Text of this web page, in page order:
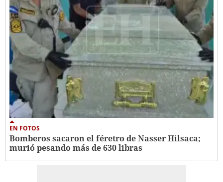
EN FOTOS
Bomberos sacaron el féretro de Nasser Hilsaca;
murió pesando más de 630 libras